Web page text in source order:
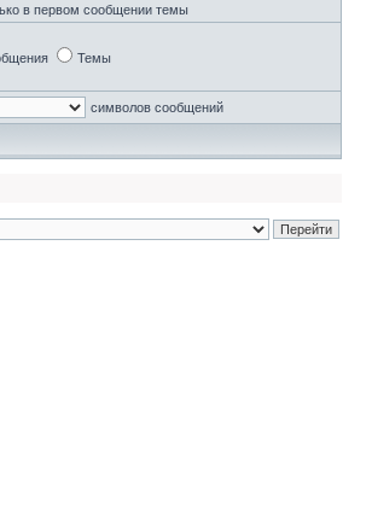
в первом сообщении темы
Темы
символов сообщений